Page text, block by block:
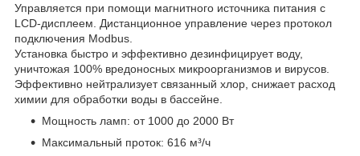
Управляется при помощи магнитного источника питания с
LCD-дисплеем. Дистанционное управление через протокол
подключения Modbus.
Установка быстро и эффективно дезинфицирует воду,
уничтожая 100% вредоносных микроорганизмов и вирусов.
Эффективно нейтрализует связанный хлор, снижает расход
химии для обработки воды в бассейне.
Мощность ламп: от 1000 до 2000 Вт
Максимальный проток: 616 м³/ч